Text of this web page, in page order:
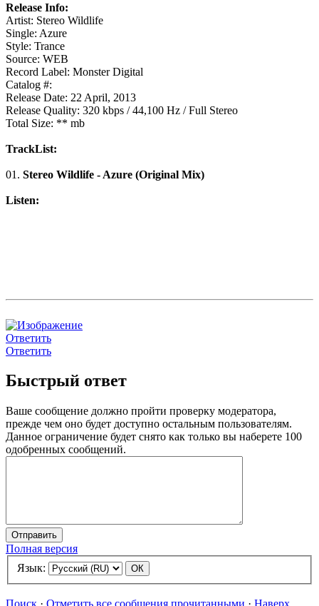
Release Info:
Artist: Stereo Wildlife
Single: Azure
Style: Trance
Source: WEB
Record Label: Monster Digital
Catalog #:
Release Date: 22 April, 2013
Release Quality: 320 kbps / 44,100 Hz / Full Stereo
Total Size: ** mb
TrackList:
01. Stereo Wildlife - Azure (Original Mix)
Listen:
Ответить
Ответить
Быстрый ответ
Ваше сообщение должно пройти проверку модератора,
прежде чем оно будет доступно остальным пользователям.
Данное ограничение будет снято как только вы наберете 100
одобренных сообщений.
Полная версия
Язык:
Поиск · Отметить все сообщения прочитанными · Наверх